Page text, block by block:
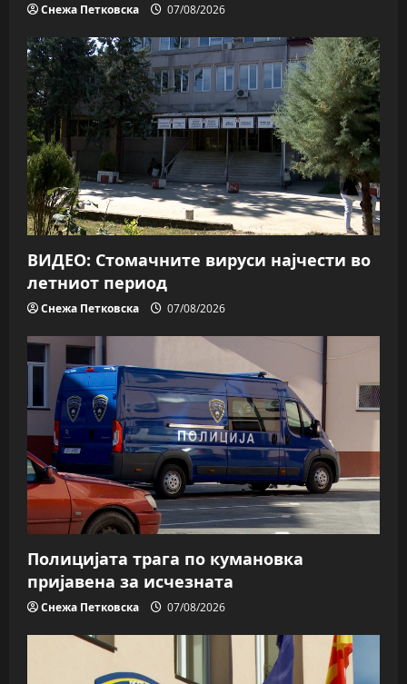
Снежа Петковска 07/08/2026
ВИДЕО: Стомачните вируси најчести во
летниот период
Снежа Петковска 07/08/2026
Полицијата трага пo кумановка
пријавена за исчезната
Снежа Петковска 07/08/2026